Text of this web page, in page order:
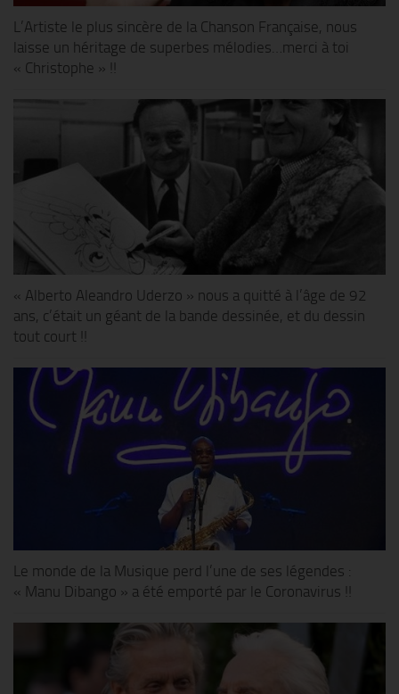
L’Artiste le plus sincère de la Chanson Française, nous
laisse un héritage de superbes mélodies…merci à toi
« Christophe » !!
« Alberto Aleandro Uderzo » nous a quitté à l’âge de 92
ans, c’était un géant de la bande dessinée, et du dessin
tout court !!
Le monde de la Musique perd l’une de ses légendes :
« Manu Dibango » a été emporté par le Coronavirus !!